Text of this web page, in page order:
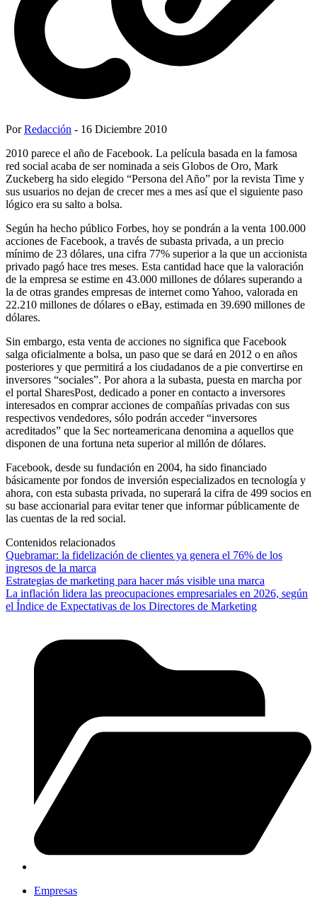
PorRedacción - 16 Diciembre 2010
2010 parece el año de Facebook. La película basada en la famosa
red social acaba de ser nominada a seis Globos de Oro, Mark
Zuckeberg ha sido elegido “Persona del Año” por la revista Time y
sus usuarios no dejan de crecer mes a mes así que el siguiente paso
lógico era su salto a bolsa.
Según ha hecho público Forbes, hoy se pondrán a la venta 100.000
acciones de Facebook, a través de subasta privada, a un precio
mínimo de 23 dólares, una cifra 77% superior a la que un accionista
privado pagó hace tres meses. Esta cantidad hace que la valoración
de la empresa se estime en 43.000 millones de dólares superando a
la de otras grandes empresas de internet como Yahoo, valorada en
22.210 millones de dólares o eBay, estimada en 39.690 millones de
dólares.
Sin embargo, esta venta de acciones no significa que Facebook
salga oficialmente a bolsa, un paso que se dará en 2012 o en años
posteriores y que permitirá a los ciudadanos de a pie convertirse en
inversores “sociales”. Por ahora a la subasta, puesta en marcha por
el portal SharesPost, dedicado a poner en contacto a inversores
interesados en comprar acciones de compañías privadas con sus
respectivos vendedores, sólo podrán acceder “inversores
acreditados” que la Sec norteamericana denomina a aquellos que
disponen de una fortuna neta superior al millón de dólares.
Facebook, desde su fundación en 2004, ha sido financiado
básicamente por fondos de inversión especializados en tecnología y
ahora, con esta subasta privada, no superará la cifra de 499 socios en
su base accionarial para evitar tener que informar públicamente de
las cuentas de la red social.
Contenidos relacionados
Quebramar: la fidelización de clientes ya genera el 76% de los
ingresos de la marca
Estrategias de marketing para hacer más visible una marca
La inflación lidera las preocupaciones empresariales en 2026, según
el Índice de Expectativas de los Directores de Marketing
Empresas